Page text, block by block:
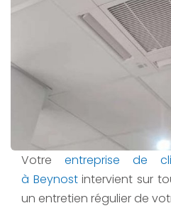
Votre entreprise de
à Beynostintervient sur
un entretien régulier de